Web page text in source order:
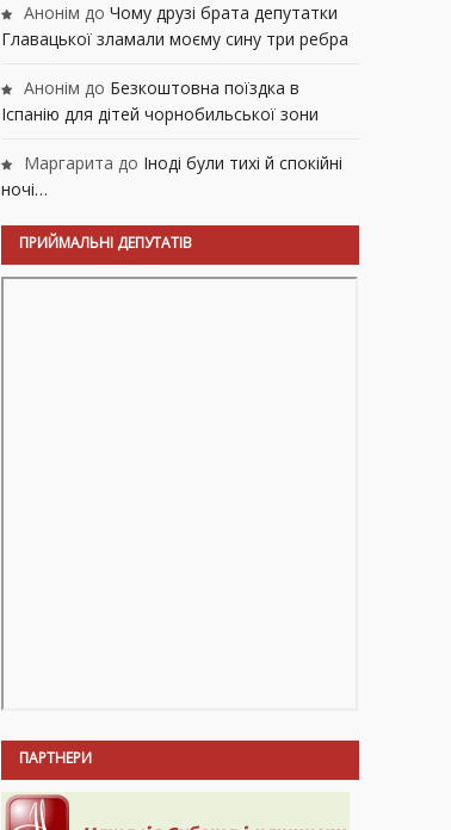
Анонім до Чому друзі брата депутатки
Главацької зламали моєму сину три ребра
Анонім до Безкоштовна поїздка в
Іспанію для дітей чорнобильської зони
Маргарита до Іноді були тихі й спокійні
ночі…
ПРИЙМАЛЬНІ ДЕПУТАТІВ
ПАРТНЕРИ